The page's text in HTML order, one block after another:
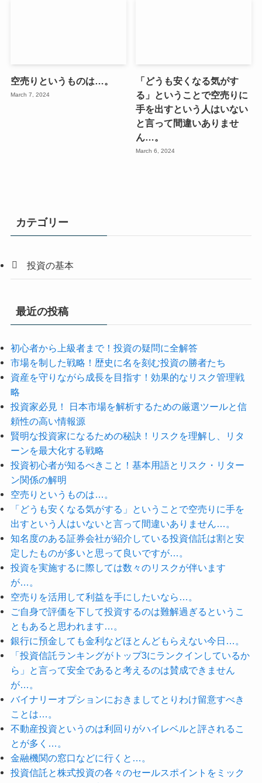
空売りというものは…。
March 7, 2024
「どうも安くなる気がす
る」ということで空売りに
手を出すという人はいない
と言って間違いありませ
ん…。
March 6, 2024
カテゴリー
投資の基本
最近の投稿
初心者から上級者まで！投資の疑問に全解答
市場を制した戦略！歴史に名を刻む投資の勝者たち
資産を守りながら成長を目指す！効果的なリスク管理戦
略
投資家必見！ 日本市場を解析するための厳選ツールと信
頼性の高い情報源
賢明な投資家になるための秘訣！リスクを理解し、リタ
ーンを最大化する戦略
投資初心者が知るべきこと！基本用語とリスク・リター
ン関係の解明
空売りというものは…。
「どうも安くなる気がする」ということで空売りに手を
出すという人はいないと言って間違いありません…。
知名度のある証券会社が紹介している投資信託は割と安
定したものが多いと思って良いですが…。
投資を実施するに際しては数々のリスクが伴います
が…。
空売りを活用して利益を手にしたいなら…。
ご自身で評価を下して投資するのは難解過ぎるというこ
ともあると思われます…。
銀行に預金しても金利などほとんどもらえない今日…。
「投資信託ランキングがトップ3にランクインしているか
ら」と言って安全であると考えるのは賛成できません
が…。
バイナリーオプションにおきましてとりわけ留意すべき
ことは…。
不動産投資というのは利回りがハイレベルと評されるこ
とが多く…。
金融機関の窓口などに行くと…。
投資信託と株式投資の各々のセールスポイントをミック